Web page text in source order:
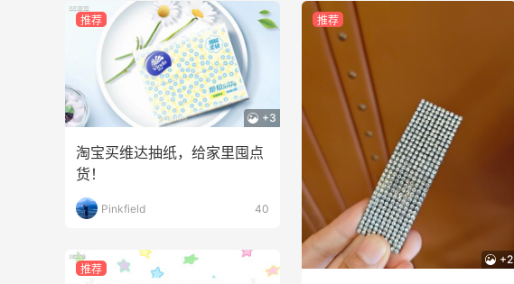
推荐
+3
淘宝买维达抽纸，给家里囤点
货！
Pinkfield 40
推荐
推荐
+2
高端面霜欧米达钻石面霜购入
08月08日 1
美团买黄式壹品汇芋圆，好吃不贵！！
08月08日 1